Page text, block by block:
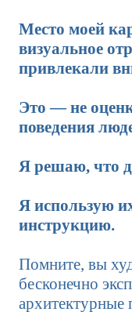
Место моей
визуальное
привлекали
Это — не
поведения
Я решаю, что
Я использую
инструкцию.
Помните, вы
бесконечно
архитектурные